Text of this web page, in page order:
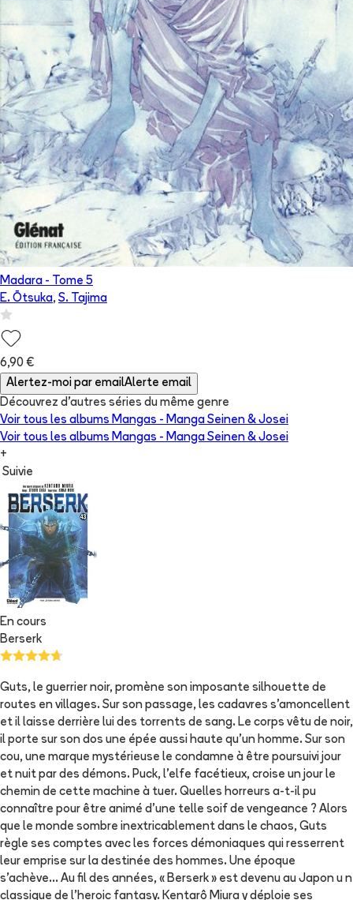
Madara - Tome 5
E. Ōtsuka, S. Tajima
6,90 €
Alertez-moi par emailAlerte email
Découvrez d'autres séries du même genre
Voir tous les albums Mangas - Manga Seinen & Josei
Voir tous les albums Mangas - Manga Seinen & Josei
+
Suivie
En cours
Berserk
Guts, le guerrier noir, promène son imposante silhouette de
routes en villages. Sur son passage, les cadavres s'amoncellent
et il laisse derrière lui des torrents de sang. Le corps vêtu de noir,
il porte sur son dos une épée aussi haute qu'un homme. Sur son
cou, une marque mystérieuse le condamne à être poursuivi jour
et nuit par des démons. Puck, l'elfe facétieux, croise un jour le
chemin de cette machine à tuer. Quelles horreurs a-t-il pu
connaître pour être animé d'une telle soif de vengeance ? Alors
que le monde sombre inextricablement dans le chaos, Guts
règle ses comptes avec les forces démoniaques qui resserrent
leur emprise sur la destinée des hommes. Une époque
s'achève... Au fil des années, « Berserk » est devenu au Japon u n
classique de l'heroic fantasy. Kentarô Miura y déploie ses